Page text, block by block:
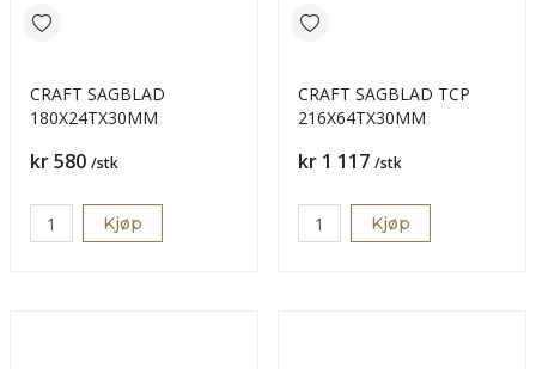
CRAFT SAGBLAD
180X24TX30MM
Pris
kr 580 /stk
Kjøp
CRAFT SAGBLAD TCP
216X64TX30MM
Pris
kr 1 117 /stk
Kjøp